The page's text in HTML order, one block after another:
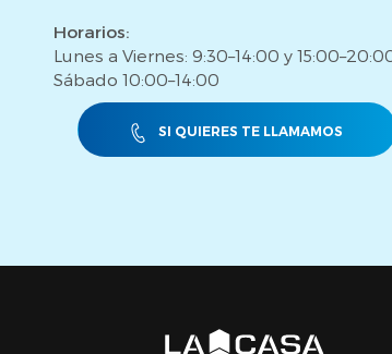
Precio de venta no incluye
Horarios:
Lunes a Viernes: 9:30–14:00 y
Sábado 10:00–14:00
SI QUIERES TE LLAMAMOS